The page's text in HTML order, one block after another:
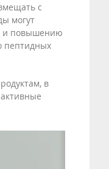
с
могут
и повышению
пептидных
в